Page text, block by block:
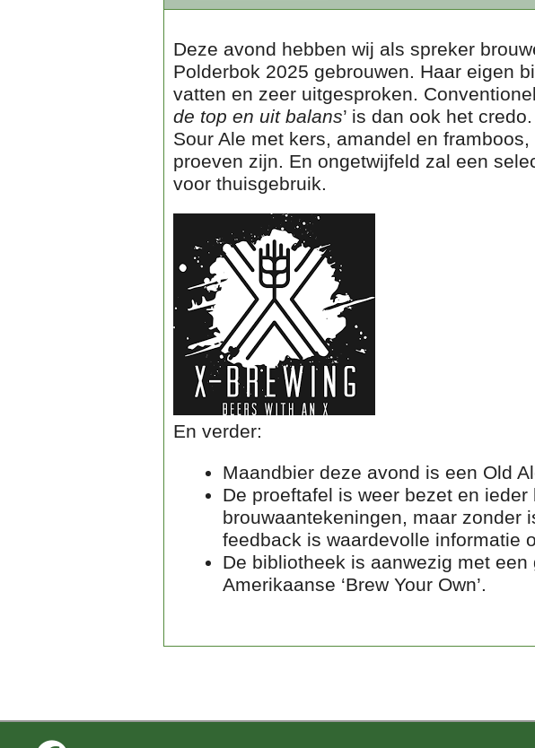
Deze avond hebben wij als spreker
Polderbok 2025 gebrouwen. Haar eigen
vatten en zeer uitgesproken.
de top en uit balans’ is dan ook het
Sour Ale met kers, amandel en
proeven zijn. En ongetwijfeld zal een
voor thuisgebruik.
En verder:
Maandbier deze avond is een Old
De proeftafel is weer bezet en
brouwaantekeningen, maar zonder
feedback is waardevolle informatie
De bibliotheek is aanwezig met
Amerikaanse ‘Brew Your Own’.